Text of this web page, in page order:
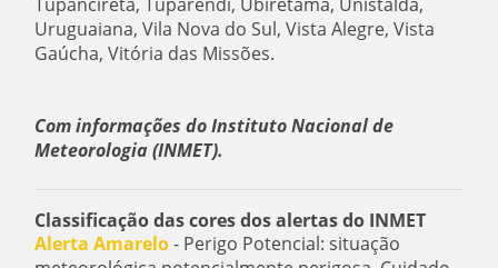
Uruguaiana, Vila Nova do Sul, Vista Alegre, Vista
Gaúcha, Vitória das Missões.
Com informações do Instituto Nacional de
Meteorologia (INMET).
Classificação das cores dos alertas do INMET
Alerta Amarelo- Perigo Potencial: situação